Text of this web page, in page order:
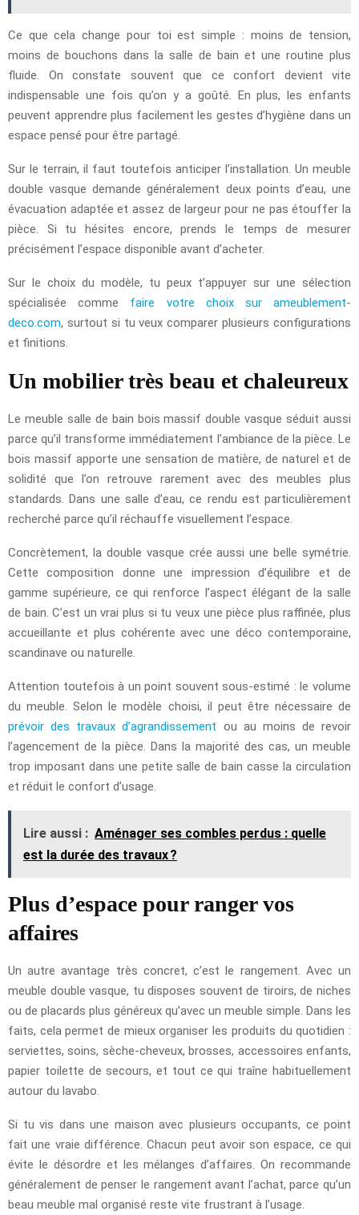
Ce que cela change pour toi est simple : moins de tension,
moins de bouchons dans la salle de bain et une routine plus
fluide. On constate souvent que ce confort devient vite
indispensable une fois qu’on y a goûté. En plus, les enfants
peuvent apprendre plus facilement les gestes d’hygiène dans un
espace pensé pour être partagé.
Sur le terrain, il faut toutefois anticiper l’installation. Un meuble
double vasque demande généralement deux points d’eau, une
évacuation adaptée et assez de largeur pour ne pas étouffer la
pièce. Si tu hésites encore, prends le temps de mesurer
précisément l’espace disponible avant d’acheter.
Sur le choix du modèle, tu peux t’appuyer sur une sélection
spécialisée comme faire votre choix sur ameublement-
deco.com, surtout si tu veux comparer plusieurs configurations
et finitions.
Un mobilier très beau et chaleureux
Le meuble salle de bain bois massif double vasque séduit aussi
parce qu’il transforme immédiatement l’ambiance de la pièce. Le
bois massif apporte une sensation de matière, de naturel et de
solidité que l’on retrouve rarement avec des meubles plus
standards. Dans une salle d’eau, ce rendu est particulièrement
recherché parce qu’il réchauffe visuellement l’espace.
Concrètement, la double vasque crée aussi une belle symétrie.
Cette composition donne une impression d’équilibre et de
gamme supérieure, ce qui renforce l’aspect élégant de la salle
de bain. C’est un vrai plus si tu veux une pièce plus raffinée, plus
accueillante et plus cohérente avec une déco contemporaine,
scandinave ou naturelle.
Attention toutefois à un point souvent sous-estimé : le volume
du meuble. Selon le modèle choisi, il peut être nécessaire de
prévoir des travaux d’agrandissement ou au moins de revoir
l’agencement de la pièce. Dans la majorité des cas, un meuble
trop imposant dans une petite salle de bain casse la circulation
et réduit le confort d’usage.
Lire aussi : Aménager ses combles perdus : quelle
est la durée des travaux ?
Plus d’espace pour ranger vos
affaires
Un autre avantage très concret, c’est le rangement. Avec un
meuble double vasque, tu disposes souvent de tiroirs, de niches
ou de placards plus généreux qu’avec un meuble simple. Dans les
faits, cela permet de mieux organiser les produits du quotidien :
serviettes, soins, sèche-cheveux, brosses, accessoires enfants,
papier toilette de secours, et tout ce qui traîne habituellement
autour du lavabo.
Si tu vis dans une maison avec plusieurs occupants, ce point
fait une vraie différence. Chacun peut avoir son espace, ce qui
évite le désordre et les mélanges d’affaires. On recommande
généralement de penser le rangement avant l’achat, parce qu’un
beau meuble mal organisé reste vite frustrant à l’usage.